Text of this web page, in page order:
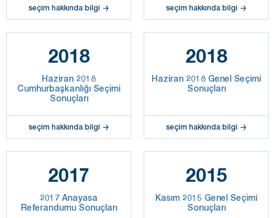
seçim hakkında bilgi seçim hakkında bilgi
2018
Haziran 2018
Cumhurbaşkanlığı Seçimi
Sonuçları
seçim hakkında bilgi
2018
Haziran 2018 Genel Seçimi
Sonuçları
seçim hakkında bilgi
2017
2017 Anayasa
Referandumu Sonuçları
2015
Kasım 2015 Genel Seçimi
Sonuçları